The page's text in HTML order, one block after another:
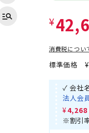
¥
消費税につい
標準価格
✓ 会社
法人会
¥4,268
※割引